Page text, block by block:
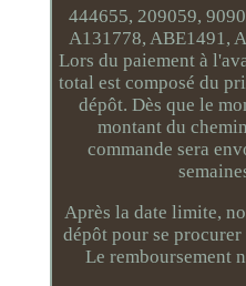
444655, 209059,
A131778, ABE1491,
Lors du paiement à
total est composé du
dépôt. Dès que le
montant du
commande sera
Après la date limite,
dépôt pour se
Le remboursement